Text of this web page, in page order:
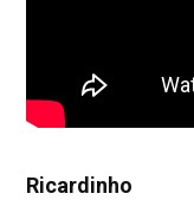
Ricardinho